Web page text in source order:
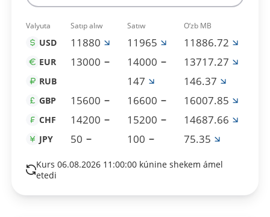
Valyuta Satıp alıw Satıw O‘zb MB
USD 11880 11965 11886.72
EUR 13000 14000 13717.27
RUB 147 146.37
GBP 15600 16600 16007.85
CHF 14200 15200 14687.66
JPY 50 100 75.35
Kurs 06.08.2026 11:00:00 kúnine shekem ámel
etedi